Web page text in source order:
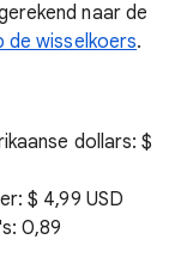
naar de
de wisselkoers.
dollars: $
$ 4,99 USD
0,89